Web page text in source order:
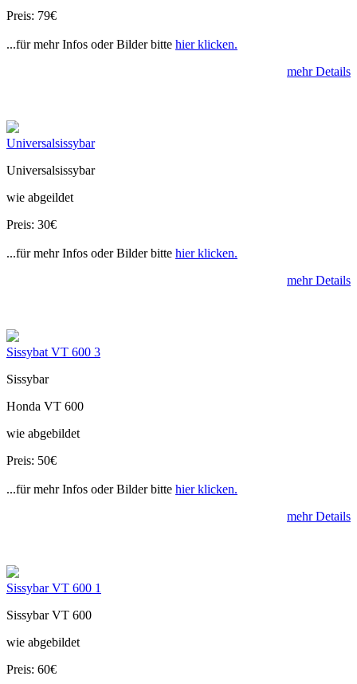
Preis: 79€
...für mehr Infos oder Bilder bitte hier klicken.
mehr Details
Universalsissybar
Universalsissybar
wie abgeildet
Preis: 30€
...für mehr Infos oder Bilder bitte hier klicken.
mehr Details
Sissybat VT 600 3
Sissybar
Honda VT 600
wie abgebildet
Preis: 50€
...für mehr Infos oder Bilder bitte hier klicken.
mehr Details
Sissybar VT 600 1
Sissybar VT 600
wie abgebildet
Preis: 60€